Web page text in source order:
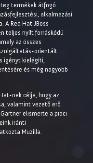
termékek átfogó
alkalmazási
A Red Hat JBoss
teljes nyílt forráskódú
az összes
orientált
igényt kielégíti,
és még nagyobb
nek célja, hogy az
valamint vezető erő
elismerte a piaci
iránti
Muzilla.